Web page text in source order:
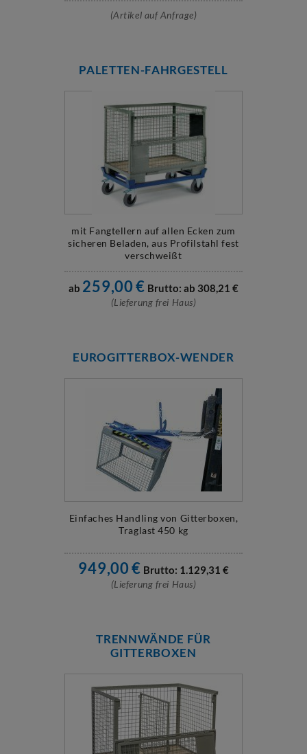
(Artikel auf Anfrage)
PALETTEN-FAHRGESTELL
mit Fangtellern auf allen Ecken zum
sicheren Beladen, aus Profilstahl fest
verschweißt
ab 259,00€ Brutto: ab 308,21 €
(Lieferung frei Haus)
EUROGITTERBOX-WENDER
Einfaches Handling von Gitterboxen,
Traglast 450 kg
949,00€ Brutto: 1.129,31 €
(Lieferung frei Haus)
TRENNWÄNDE FÜR
GITTERBOXEN